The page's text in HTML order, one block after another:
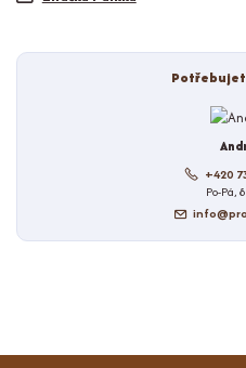
+420
Po-Pá,